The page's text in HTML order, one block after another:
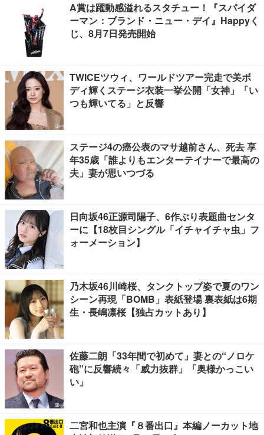
A賞は躍動感溢れるスタチュー！『スパイダ
ーマン：ブランド・ニュー・デイ』Happyく
じ、8月7日発売開始
TWICEツウィ、ワールドツアー完走で美ボ
ディ輝くステージ衣装一挙公開「女神」「い
つも輝いてる」と反響
ステージ4の癌公表のマサ越前さん、死去 享
年35歳「誰よりもエンターテイナーで最高の
夫」妻が思いつづる
日向坂46正源司陽子、6作ぶり表題曲センタ
ーに【18枚目シングル「イチャイチャ虫」フ
ォーメーション】
乃木坂46川崎桜、タンクトップ姿で夏のワン
シーン再現「BOMB」表紙登場 裏表紙は6期
生・長嶋凛桜【独占カットあり】
佐藤二朗「33年間で初めて」妻との“ノロケ
砲”に反響続々「威力抜群」「奥様かっこい
い」
二宮和也主演『８番出口』本編ノーカット地